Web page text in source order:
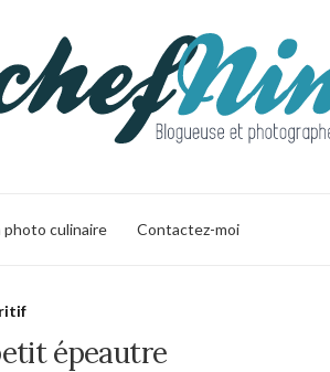
photo culinaire Contactez-moi
épeautre